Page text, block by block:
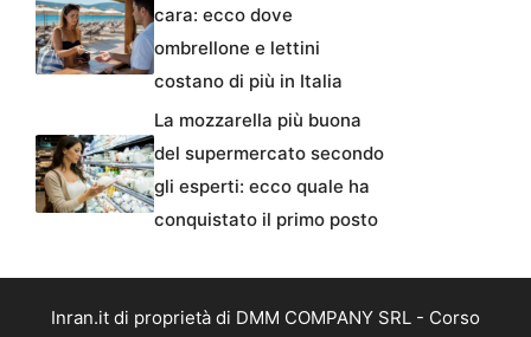
cara: ecco dove
ombrellone e lettini
costano di più in Italia
La mozzarella più buona
del supermercato secondo
gli esperti: ecco quale ha
conquistato il primo posto
Inran.it di proprietà di DMM COMPANY SRL - Corso